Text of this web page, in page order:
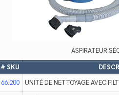
ASPIRATEUR
# SKU
66.200
UNITÉ DE NETTOYAGE AVEC